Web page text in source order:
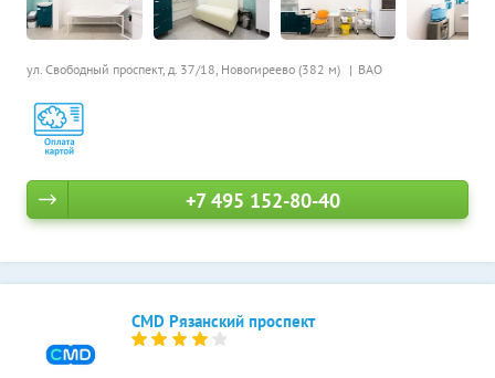
ул. Свободный проспект, д. 37/18, Новогиреево (382 м) ВАО
+7 495 152-80-40
CMD Рязанский проспект